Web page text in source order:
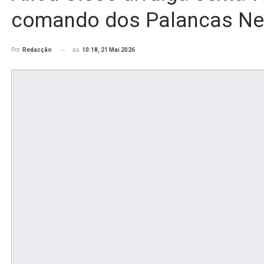
comando dos Palancas
Por Redacção ás 10:18, 21 Mai 2026